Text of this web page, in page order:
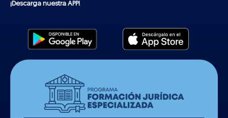
¡Descarga nuestra APP!